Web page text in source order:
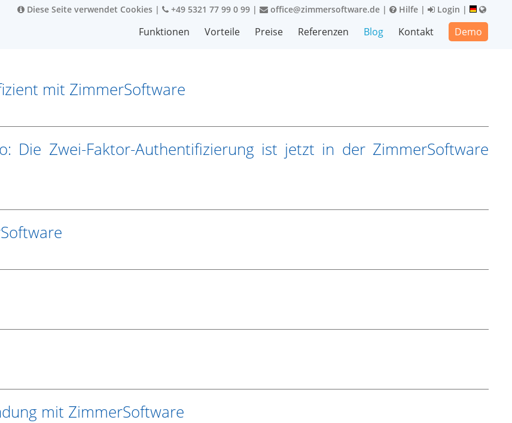
Diese Seite verwendet Cookies | +49 5321 77 99 0 99 | office@zimmersoftware.de | Hilfe | Login |
Funktionen Vorteile Preise Referenzen Blog Kontakt Demo
mit ZimmerSoftware
Die Zwei-Faktor-Authentifizierung ist jetzt in der ZimmerSoftware
mit ZimmerSoftware